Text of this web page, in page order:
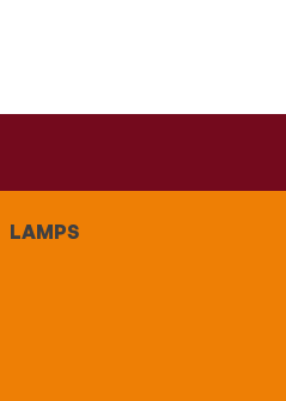
LAMPS